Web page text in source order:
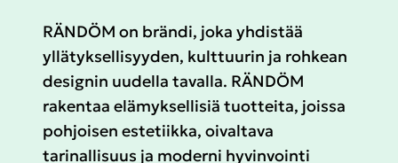
RÄNDÖM on brändi, joka yhdistää
yllätyksellisyyden, kulttuurin ja rohkean
designin uudella tavalla. RÄNDÖM
rakentaa elämyksellisiä tuotteita, joissa
pohjoisen estetiikka, oivaltava
tarinallisuus ja moderni hyvinvointi